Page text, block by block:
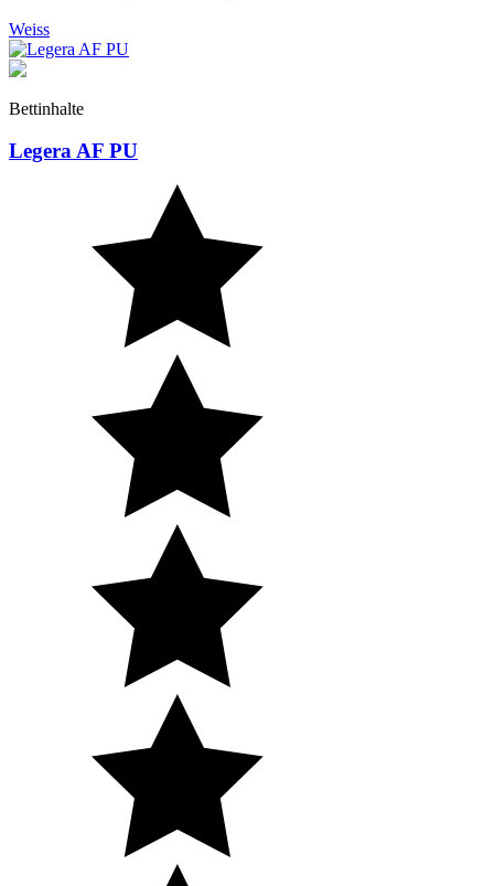
Weiss
Bettinhalte
Legera AF PU